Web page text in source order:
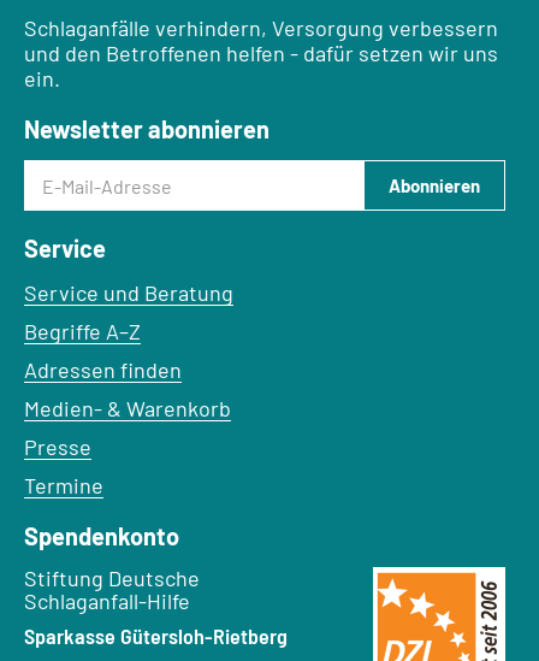
Schlaganfälle verhindern, Versorgung verbessern
und den Betroffenen helfen - dafür setzen wir uns
ein.
Newsletter abonnieren
E-Mail-Adresse
Abonnieren
Service
Service und Beratung
Begriffe A–Z
Adressen finden
Medien- & Warenkorb
Presse
Termine
Spendenkonto
Empfänger:
Stiftung Deutsche
Schlaganfall-Hilfe
Bank:
Sparkasse Gütersloh-Rietberg